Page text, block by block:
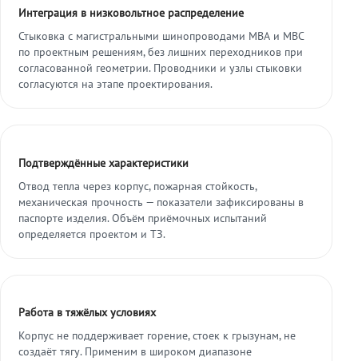
Интеграция в низковольтное распределение
Стыковка с магистральными шинопроводами МВА и МВС
по проектным решениям, без лишних переходников при
согласованной геометрии. Проводники и узлы стыковки
согласуются на этапе проектирования.
Подтверждённые характеристики
Отвод тепла через корпус, пожарная стойкость,
механическая прочность — показатели зафиксированы в
паспорте изделия. Объём приёмочных испытаний
определяется проектом и ТЗ.
Работа в тяжёлых условиях
Корпус не поддерживает горение, стоек к грызунам, не
создаёт тягу. Применим в широком диапазоне